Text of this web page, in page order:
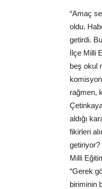
“Amaç
oldu.
getirdi.
İlçe Milli
beş okul
rağmen,
aldığı
fikirleri
getiriyor?
Milli
“Gerek
biriminin